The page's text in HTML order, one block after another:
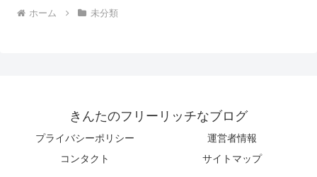
ホーム 未分類
きんたのフリーリッチなブログ
プライバシーポリシー
運営者情報
コンタクト
サイトマップ